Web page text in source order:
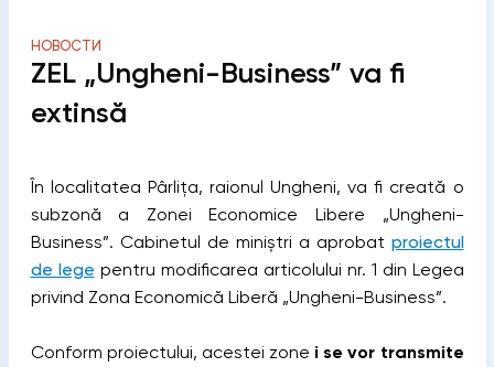
НОВОСТИ
ZEL „Ungheni-Business” va fi
extinsă
În localitatea Pârlița, raionul Ungheni, va fi creată o
subzonă a Zonei Economice Libere „Ungheni-
Business”. Cabinetul de miniștri a aprobat proiectul
de lege pentru modificarea articolului nr. 1 din Legea
privind Zona Economică Liberă „Ungheni-Business”.
Conform proiectului, acestei zone i se vor transmite